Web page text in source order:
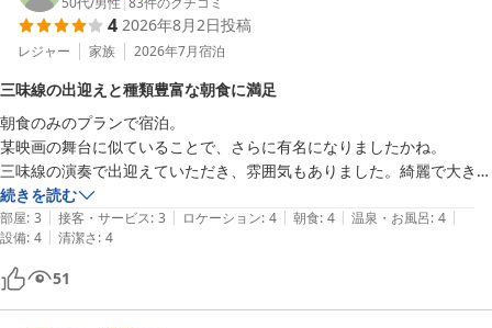
4 2026年8月2日投稿
レジャー 家族 2026年7月宿泊
三味線の出迎えと種類豊富な朝食に満足
朝食のみのプランで宿泊。
某映画の舞台に似ていることで、さらに有名になりましたかね。
三味線の演奏で出迎えていただき、雰囲気もありました。綺麗で大きな
宿で、賑わっていました。
風呂も良いですが、湯船や泉質の充実度からすると星は4つ止まりか
な。
朝食はバイキングスタイルで種類も多く、美味しかったです。デザート
のケーキは今一つに感じました。
総合得点で星は3.5〜4ってとこですね。
続きを読む
部屋: 3 | 接客・サービス: 3 | ロケーション: 4 | 朝食: 4 | 温泉・お風呂: 4 |
設備: 4 | 清潔さ: 4
51